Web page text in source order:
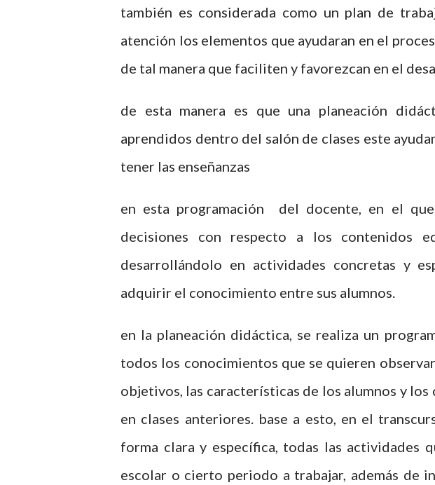
también es considerada como un plan de
atención los elementos que ayudaran en el
de tal manera que faciliten y favorezcan en el
de esta manera es que una planeación
aprendidos dentro del salón de clases este
tener las enseñanzas
en esta programación del docente, en el
decisiones con respecto a los contenidos
desarrollándolo en actividades concretas y
adquirir el conocimiento entre sus alumnos.
en la planeación didáctica, se realiza un
todos los conocimientos que se quieren
objetivos, las características de los alumnos y
en clases anteriores. base a esto, en el
forma clara y específica, todas las actividades
escolar o cierto periodo a trabajar, además de